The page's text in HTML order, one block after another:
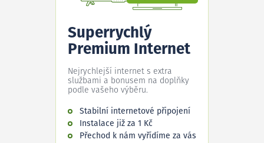
Superrychlý
Premium Internet
Nejrychlejší internet s extra
službami a bonusem na doplňky
podle vašeho výběru.
Stabilní internetové připojení
Instalace již za 1 Kč
Přechod k nám vyřídíme za vás